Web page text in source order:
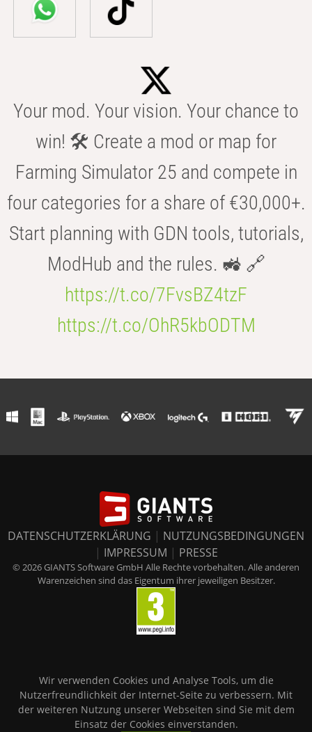
Your mod. Your vision. Your chance to
win! 🛠️ Create a mod or map for
Farming Simulator 25 and compete in
four categories for a share of €30,000+.
Start planning with GDN tools, tutorials,
ModHub and the rules. 🚜 🔗
https://t.co/7FvsBZ4tzF
https://t.co/OhR5kbODTM
DATENSCHUTZERKLÄRUNG | NUTZUNGSBEDINGUNGEN
| IMPRESSUM | PRESSE
© 2026 GIANTS Software GmbH Alle Rechte vorbehalten. Alle anderen
Warenzeichen sind das Eigentum ihrer jeweiligen Besitzer.
Wir verwenden Cookies und Analyse Tools, um die
Nutzerfreundlichkeit der Internet-Seite zu verbessern. Mit
der weiteren Nutzung unserer Webseiten sind Sie mit dem
Einsatz der Cookies einverstanden.